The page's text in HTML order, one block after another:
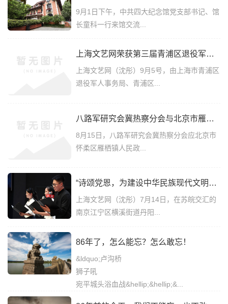
9月1日下午，中共四大纪念馆党支部书记、馆
长童科一行来馆交流...
上海文艺网荣获第三届青浦区退役军人创新创业大赛“优胜奖”
上海文艺网（沈彤）9月5号，由上海市青浦区
退役军人事务局、青浦区...
八路军研究会冀热察分会与北京市雁栖镇人民政府举行红色文化座谈会
8月15日，八路军研究会冀热察分会应北京市
怀柔区雁栖镇人民政...
“诗颂党恩，为建设中华民族现代文明探索新经验！” 苏皖百名干群参与宁博主题诗歌朗诵活动
上海文艺网（沈彤）7月14日，在苏皖交汇的
南京江宁区横溪街道丹阳...
86年了，怎么能忘？怎么敢忘！
&ldquo;卢沟桥
狮子吼
宛平城头浴血战&hellip;&hellip;&...